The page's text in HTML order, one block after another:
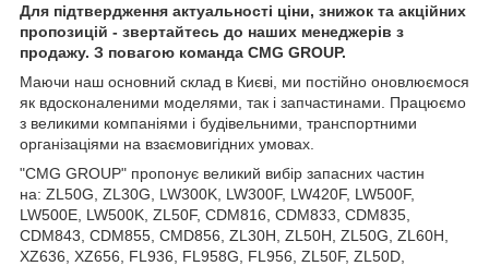
Для підтвердження актуальності ціни, знижок та акційних
пропозицій - звертайтесь до наших менеджерів з
продажу. З повагою команда CMG GROUP.
Маючи наш основний склад в Києві, ми постійно оновлюємося
як вдосконаленими моделями, так і запчастинами. Працюємо
з великими компаніями і будівельними, транспортними
організаціями на взаємовигідних умовах.
"CMG GROUP" пропонує великий вибір запасних частин
на: ZL50G, ZL30G, LW300K, LW300F, LW420F, LW500F,
LW500E, LW500K, ZL50F, CDM816, CDM833, CDM835,
CDM843, CDM855, CMD856, ZL30H, ZL50H, ZL50G, ZL60H,
XZ636, XZ656, FL936, FL958G, FL956, ZL50F, ZL50D,